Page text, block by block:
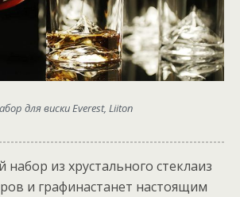
для виски Everest, Liiton
из хрустального стеклаиз
и графинастанет настоящим